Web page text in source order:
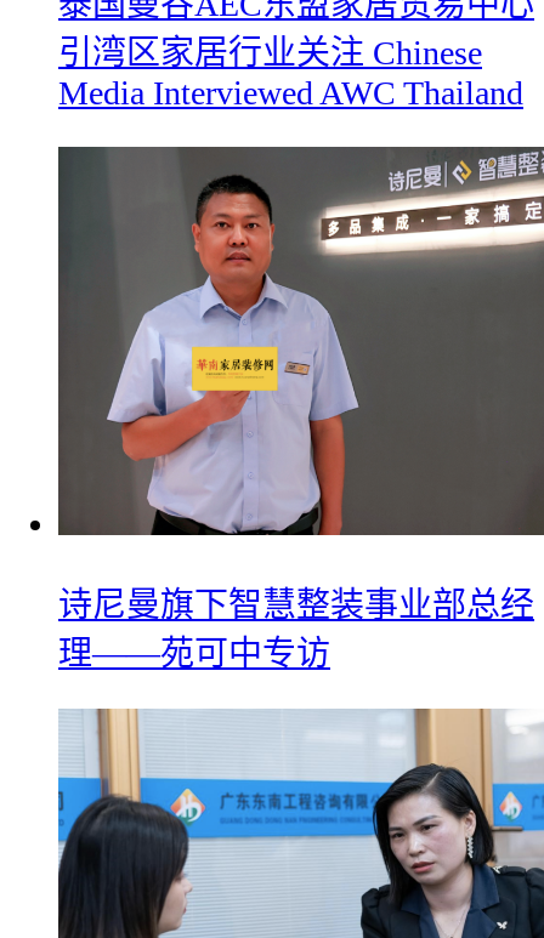
引湾区家居行业关注 Chinese
Media Interviewed AWC Thailand
诗尼曼旗下智慧整装事业部总经
理——苑可中专访